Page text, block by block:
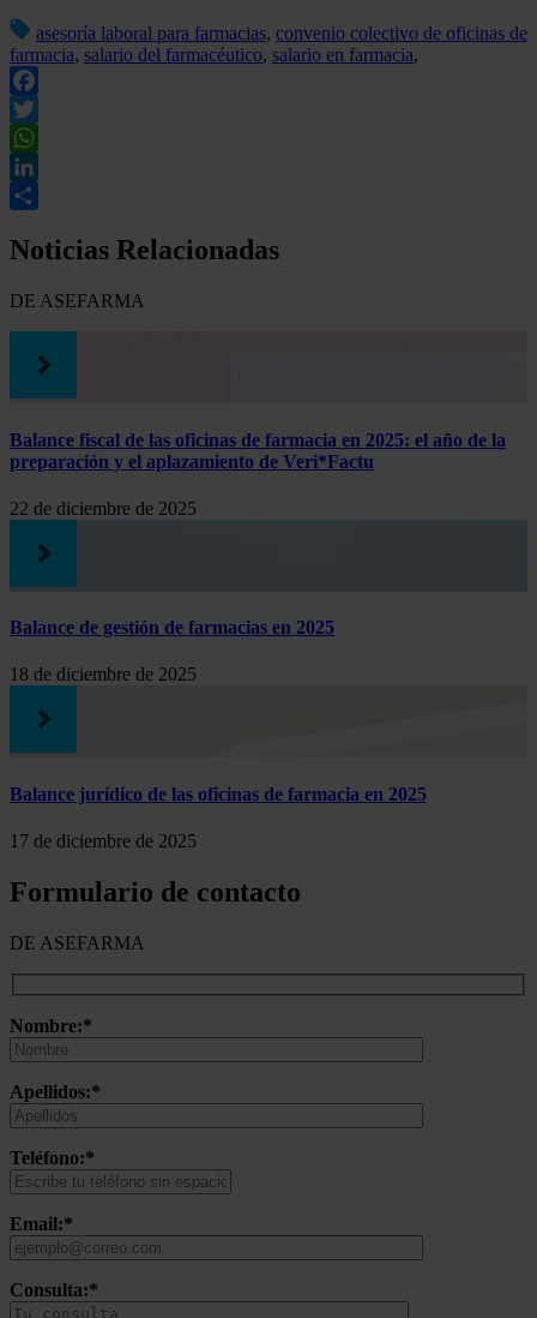
asesoría laboral para farmacias, convenio colectivo de oficinas de
farmacia, salario del farmacéutico, salario en farmacia,
Facebook
Twitter
WhatsApp
LinkedIn
Noticias Relacionadas
DE ASEFARMA
Balance fiscal de las oficinas de farmacia en 2025: el año de la
preparación y el aplazamiento de Veri*Factu
22 de diciembre de 2025
Balance de gestión de farmacias en 2025
18 de diciembre de 2025
Balance jurídico de las oficinas de farmacia en 2025
17 de diciembre de 2025
Formulario de contacto
DE ASEFARMA
Nombre:*
Apellidos:*
Teléfono:*
Email:*
Consulta:*